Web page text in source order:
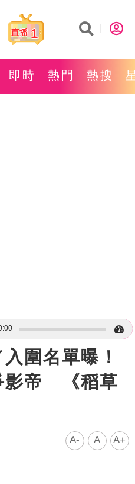
1
即時 熱門 熱搜
圍名單曝！
影帝 《稻草
A- A A+